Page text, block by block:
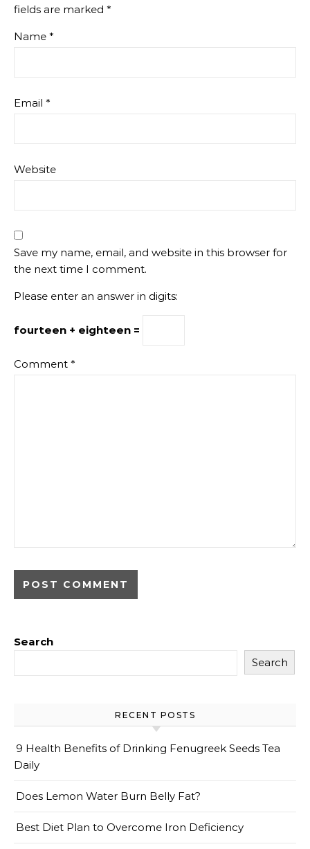
fields are marked *
Name *
Email *
Website
Save my name, email, and website in this browser for
the next time I comment.
Please enter an answer in digits:
fourteen + eighteen =
Comment *
Search
Search
RECENT POSTS
9 Health Benefits of Drinking Fenugreek Seeds Tea
Daily
Does Lemon Water Burn Belly Fat?
Best Diet Plan to Overcome Iron Deficiency